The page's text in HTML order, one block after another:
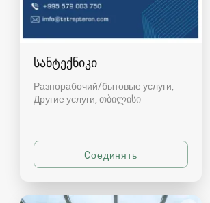
სანტექნიკი
Разнорабочий/бытовые услуги,
Другие услуги თბილისი